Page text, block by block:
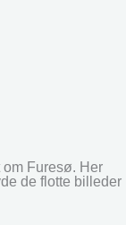
Furesø. Her
de flotte billeder